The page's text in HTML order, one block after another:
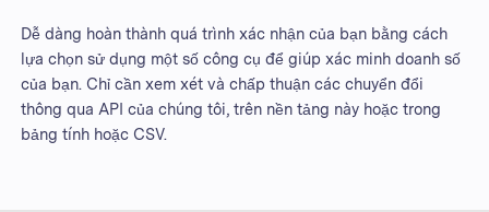
Dễ dàng hoàn thành quá trình xác nhận của bạn bằng cách
lựa chọn sử dụng một số công cụ để giúp xác minh doanh số
của bạn. Chỉ cần xem xét và chấp thuận các chuyển đổi
thông qua API của chúng tôi, trên nền tảng này hoặc trong
bảng tính hoặc CSV.